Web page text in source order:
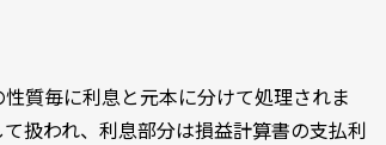
質毎に利息と元本に分けて処理されま
扱われ、利息部分は損益計算書の支払利